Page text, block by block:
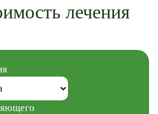
лечения